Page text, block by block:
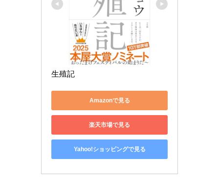
生殖記
Amazonで見る
楽天市場で見る
Yahoo!ショッピングで見る